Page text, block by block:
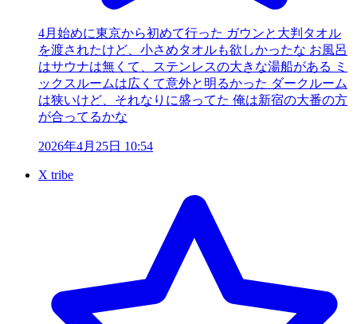
4月始めに東京から初めて行った ガウンと大判タオル
を渡されたけど、小さめタオルも欲しかったな お風呂
はサウナは無くて、ステンレスの大きな湯船がある ミ
ックスルームは広くて意外と明るかった ダークルーム
は狭いけど、それなりに盛ってた 俺は新宿の大番の方
が合ってるかな
2026年4月25日 10:54
X tribe